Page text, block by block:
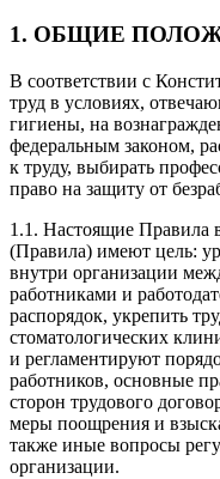
клиники
1. ОБЩИЕ
В соответствии с
труд в условиях,
гигиены, на
федеральным законом,
к труду, выбирать
право на защиту от
1.1. Настоящие Правила
(Правила) имеют цель:
внутри организации
работниками и
распорядок, укрепить
стоматологических
и регламентируют
работников, основные
сторон трудового
меры поощрения и
также иные вопросы
организации.